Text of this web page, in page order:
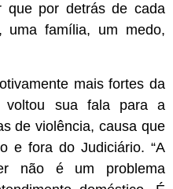
que por detrás de cada
uma família, um medo,
mais fortes da
voltou sua fala para a
de violência, causa que
e fora do Judiciário. “A
não é um problema